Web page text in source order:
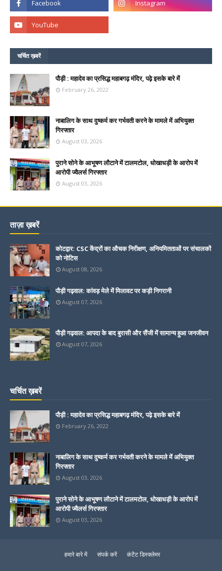
चर्चित ख़बरें
पौड़ी : महादेव का प्रसिद्ध महाबगढ़ मंदिर, पढ़े इसके बारे में
February 26, 2022
नाबालिग के साथ दुष्कर्म कर गर्भवती करने के मामले में अभियुक्त
गिरफ्तार
August 03, 2026
पुराने सोने के आभूषण लौटाने में टालमटोल, धोखाधड़ी के आरोप में
आरोपी ज्वैलर्स गिरफ्तार
August 03, 2026
ताज़ा ख़बरें
कोटद्वार: CSC केंद्रों का औचक निरीक्षण, अनियमितताओं पर संचालकों
को नोटिस
August 08, 2026
पौड़ी गढ़वाल: कांवड़ मेले में मिलावट पर कड़ी निगरानी
August 07, 2026
पौड़ी गढ़वाल: आपदा के बाद बुरासी और सैंजी में सामान्य हुआ जनजीवन
August 07, 2026
चर्चित ख़बरें
पौड़ी : महादेव का प्रसिद्ध महाबगढ़ मंदिर, पढ़े इसके बारे में
February 26, 2022
नाबालिग के साथ दुष्कर्म कर गर्भवती करने के मामले में अभियुक्त
गिरफ्तार
August 03, 2026
पुराने सोने के आभूषण लौटाने में टालमटोल, धोखाधड़ी के आरोप में
आरोपी ज्वैलर्स गिरफ्तार
August 03, 2026
हमारे बारे में संपर्क करें कंटेंट डिस्क्लेमर